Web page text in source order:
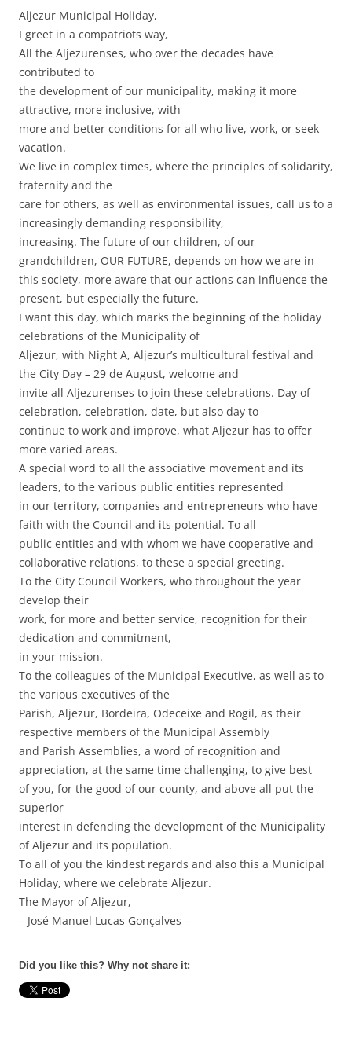
Aljezur Municipal Holiday,
I greet in a compatriots way,
All the Aljezurenses, who over the decades have
contributed to
the development of our municipality, making it more
attractive, more inclusive, with
more and better conditions for all who live, work, or seek
vacation.
We live in complex times, where the principles of solidarity,
fraternity and the
care for others, as well as environmental issues, call us to a
increasingly demanding responsibility,
increasing. The future of our children, of our
grandchildren, OUR FUTURE, depends on how we are in
this society, more aware that our actions can influence the
present, but especially the future.
I want this day, which marks the beginning of the holiday
celebrations of the Municipality of
Aljezur, with Night A, Aljezur’s multicultural festival and
the City Day – 29 de August, welcome and
invite all Aljezurenses to join these celebrations. Day of
celebration, celebration, date, but also day to
continue to work and improve, what Aljezur has to offer
more varied areas.
A special word to all the associative movement and its
leaders, to the various public entities represented
in our territory, companies and entrepreneurs who have
faith with the Council and its potential. To all
public entities and with whom we have cooperative and
collaborative relations, to these a special greeting.
To the City Council Workers, who throughout the year
develop their
work, for more and better service, recognition for their
dedication and commitment,
in your mission.
To the colleagues of the Municipal Executive, as well as to
the various executives of the
Parish, Aljezur, Bordeira, Odeceixe and Rogil, as their
respective members of the Municipal Assembly
and Parish Assemblies, a word of recognition and
appreciation, at the same time challenging, to give best
of you, for the good of our county, and above all put the
superior
interest in defending the development of the Municipality
of Aljezur and its population.
To all of you the kindest regards and also this a Municipal
Holiday, where we celebrate Aljezur.
The Mayor of Aljezur,
– José Manuel Lucas Gonçalves –
Did you like this? Why not share it: